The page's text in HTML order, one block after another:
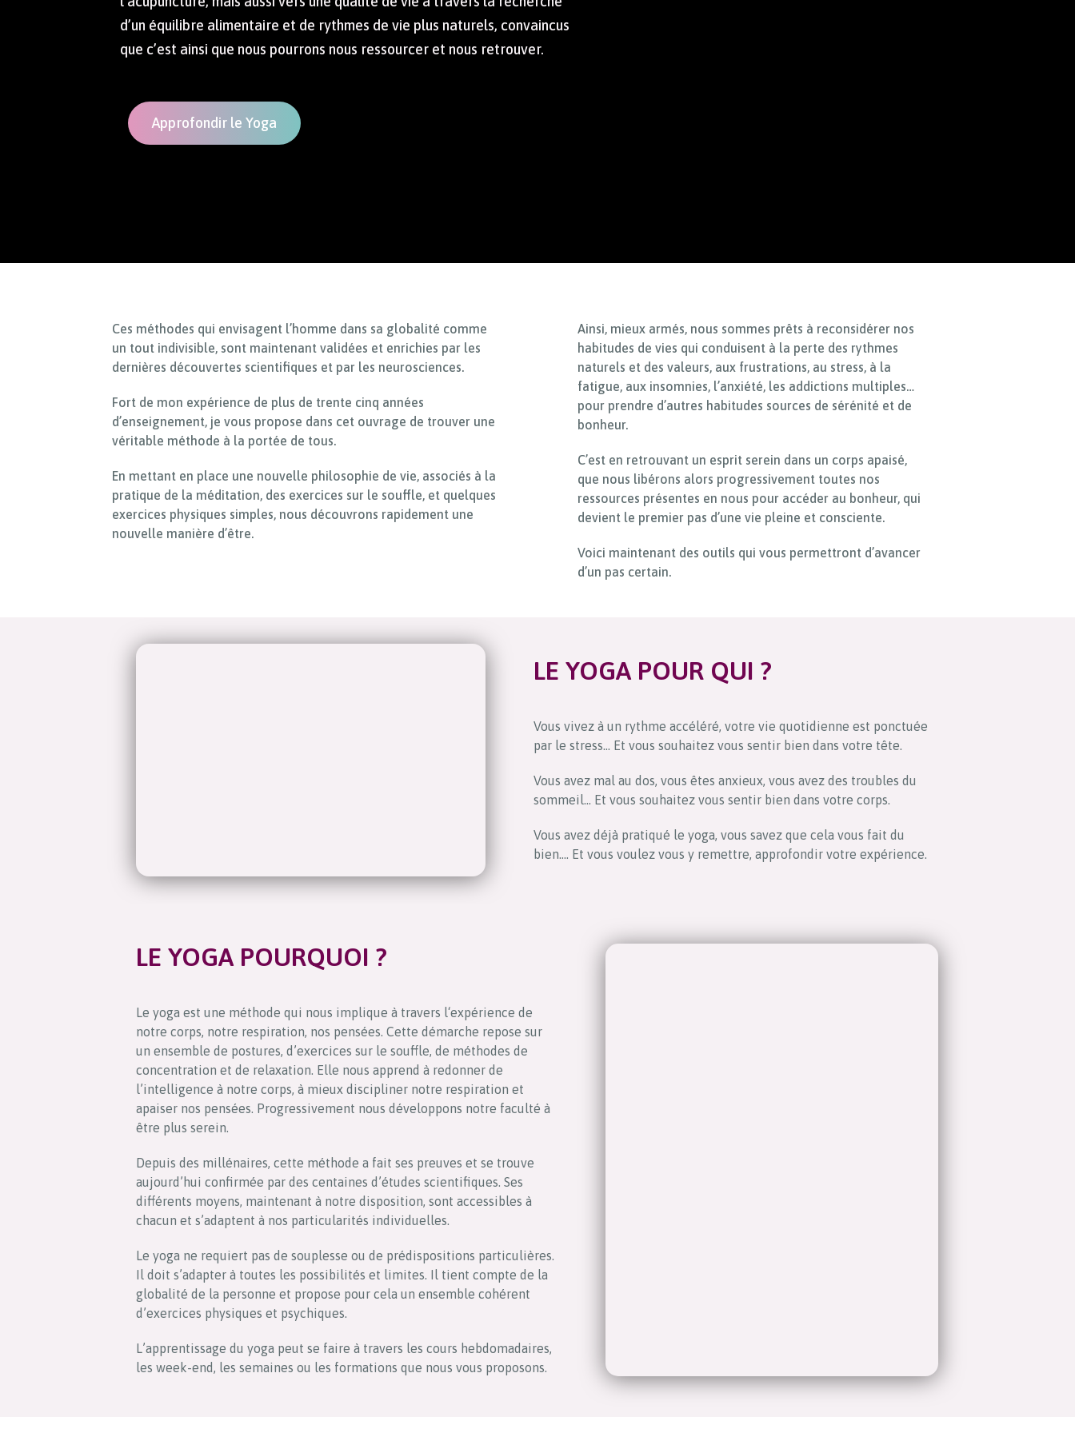
d’un équilibre alimentaire et de rythmes de vie plus naturels, convaincus
que c’est ainsi que nous pourrons nous ressourcer et nous retrouver.
Approfondir le Yoga
Ces méthodes qui envisagent l’homme dans sa globalité comme
un tout indivisible, sont maintenant validées et enrichies par les
dernières découvertes scientifiques et par les neurosciences.
Fort de mon expérience de plus de trente cinq années
d’enseignement, je vous propose dans cet ouvrage de trouver une
véritable méthode à la portée de tous.
En mettant en place une nouvelle philosophie de vie, associés à la
pratique de la méditation, des exercices sur le souffle, et quelques
exercices physiques simples, nous découvrons rapidement une
nouvelle manière d’être.
Ainsi, mieux armés, nous sommes prêts à reconsidérer nos
habitudes de vies qui conduisent à la perte des rythmes
naturels et des valeurs, aux frustrations, au stress, à la
fatigue, aux insomnies, l’anxiété, les addictions multiples…
pour prendre d’autres habitudes sources de sérénité et de
bonheur.
C’est en retrouvant un esprit serein dans un corps apaisé,
que nous libérons alors progressivement toutes nos
ressources présentes en nous pour accéder au bonheur, qui
devient le premier pas d’une vie pleine et consciente.
Voici maintenant des outils qui vous permettront d’avancer
d’un pas certain.
LE YOGA POUR QUI ?
Vous vivez à un rythme accéléré, votre vie quotidienne est ponctuée
par le stress… Et vous souhaitez vous sentir bien dans votre tête.
Vous avez mal au dos, vous êtes anxieux, vous avez des troubles du
sommeil… Et vous souhaitez vous sentir bien dans votre corps.
Vous avez déjà pratiqué le yoga, vous savez que cela vous fait du
bien…. Et vous voulez vous y remettre, approfondir votre expérience.
LE YOGA POURQUOI ?
Le yoga est une méthode qui nous implique à travers l‘expérience de
notre corps, notre respiration, nos pensées. Cette démarche repose sur
un ensemble de postures, d’exercices sur le souffle, de méthodes de
concentration et de relaxation. Elle nous apprend à redonner de
l’intelligence à notre corps, à mieux discipliner notre respiration et
apaiser nos pensées. Progressivement nous développons notre faculté à
être plus serein.
Depuis des millénaires, cette méthode a fait ses preuves et se trouve
aujourd’hui confirmée par des centaines d’études scientifiques. Ses
différents moyens, maintenant à notre disposition, sont accessibles à
chacun et s’adaptent à nos particularités individuelles.
Le yoga ne requiert pas de souplesse ou de prédispositions particulières.
Il doit s’adapter à toutes les possibilités et limites. Il tient compte de la
globalité de la personne et propose pour cela un ensemble cohérent
d’exercices physiques et psychiques.
L’apprentissage du yoga peut se faire à travers les cours hebdomadaires,
les week-end, les semaines ou les formations que nous vous proposons.